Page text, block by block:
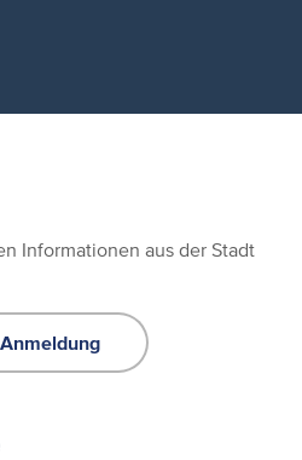
Informationen aus der Stadt
Anmeldung